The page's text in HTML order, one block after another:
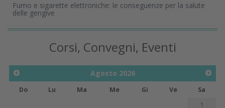
Fumo e sigarette elettroniche: le conseguenze per la salute
delle gengive
Corsi, Convegni, Eventi
Agosto 2026
Do Lu Ma Me Gi Ve
Sa
1